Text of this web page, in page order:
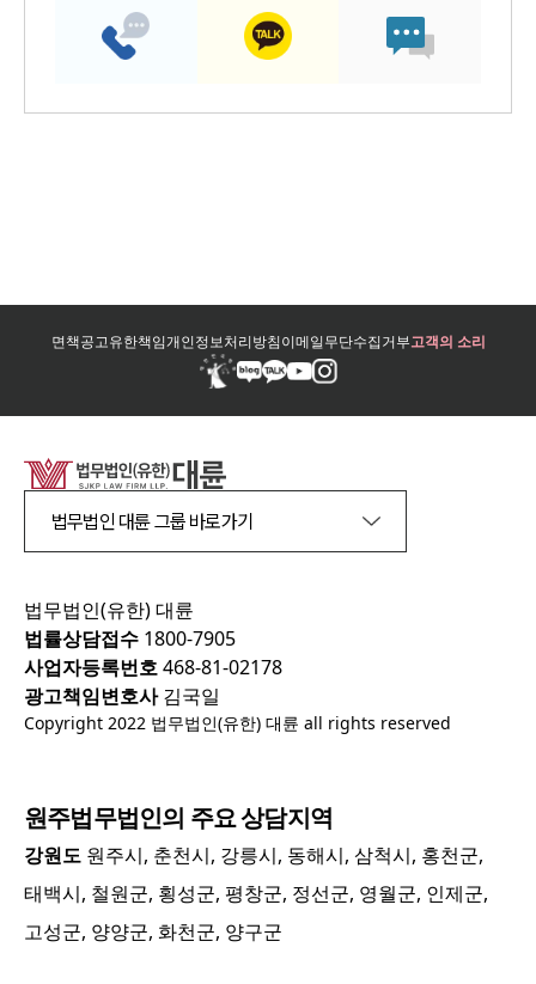
면책공고유한책임개인정보처리방침이메일무단수집거부고객의 소리
법무법인 대륜 그룹 바로가기
법무법인(유한) 대륜
법률상담접수 1800-7905
사업자등록번호468-81-02178
광고책임변호사김국일
Copyright 2022 법무법인(유한) 대륜 all rights reserved
원주법무법인의 주요 상담지역
강원도 원주시, 춘천시, 강릉시, 동해시, 삼척시, 홍천군,
태백시, 철원군, 횡성군, 평창군, 정선군, 영월군, 인제군,
고성군, 양양군, 화천군, 양구군